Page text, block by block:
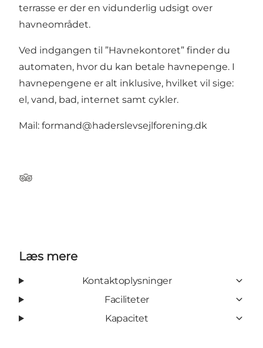
terrasse er der en vidunderlig udsigt over
havneområdet.
Ved indgangen til ”Havnekontoret” finder du
automaten, hvor du kan betale havnepenge. I
havnepengene er alt inklusive, hvilket vil sige:
el, vand, bad, internet samt cykler.
Mail: formand@haderslevsejlforening.dk
Tripadvisor
Læs mere
Kontaktoplysninger
Faciliteter
Kapacitet